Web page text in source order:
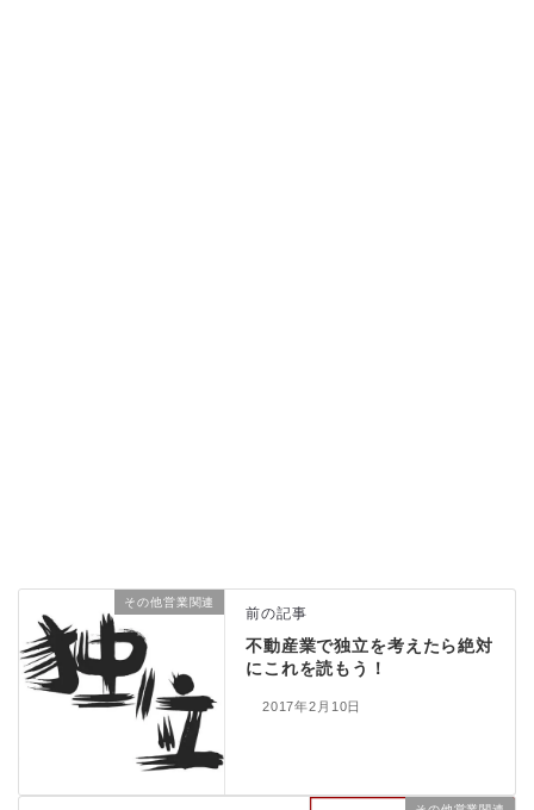
その他営業関連
前の記事
不動産業で独立を考えたら絶対
にこれを読もう！
2017年2月10日